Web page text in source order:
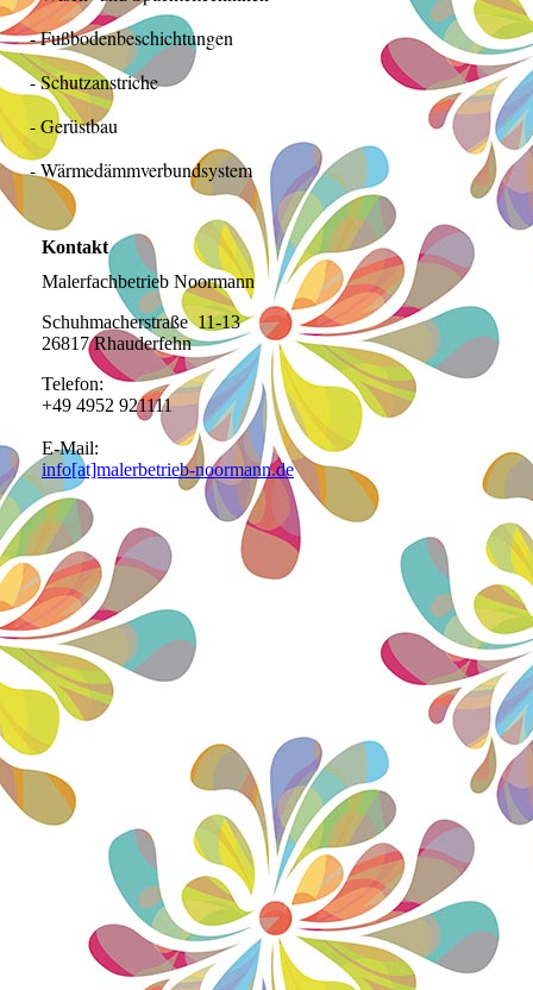
- Fußbodenbeschichtungen
- Schutzanstriche
- Gerüstbau
- Wärmedämmverbundsystem
Kontakt
Malerfachbetrieb Noormann
Schuhmacherstraße 11-13
26817 Rhauderfehn
Telefon:
+49 4952 921111
E-Mail:
info[at]malerbetrieb-noormann.de